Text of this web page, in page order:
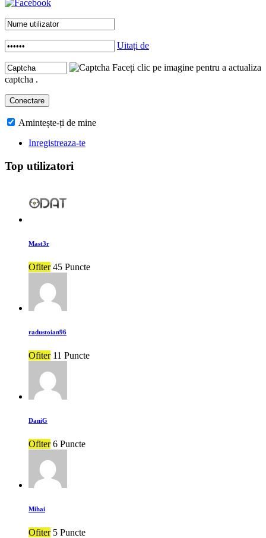
Uitați de
Faceți clic pe imagine pentru a actualiza
captcha .
Amintește-ți de mine
Inregistreaza-te
Top utilizatori
Mast3r
Ofiter 45 Puncte
radustoian96
Ofiter 11 Puncte
DaniG
Ofiter 6 Puncte
Mihai
Ofiter 5 Puncte